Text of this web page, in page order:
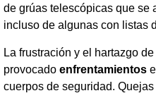
de grúas telescópicas que se
incluso de algunas con listas
La frustración y el hartazgo
provocado enfrentamientos
cuerpos de seguridad.